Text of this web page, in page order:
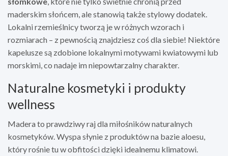
maderskim słońcem, ale stanowią także stylowy dodatek.
Lokalni rzemieślnicy tworzą je w różnych wzorach i
rozmiarach – z pewnością znajdziesz coś dla siebie! Niektóre
kapelusze są zdobione lokalnymi motywami kwiatowymi lub
morskimi, co nadaje im niepowtarzalny charakter.
Naturalne kosmetyki i produkty
wellness
Madera to prawdziwy raj dla miłośników naturalnych
kosmetyków. Wyspa słynie z produktów na bazie aloesu,
który rośnie tu w obfitości dzięki idealnemu klimatowi.